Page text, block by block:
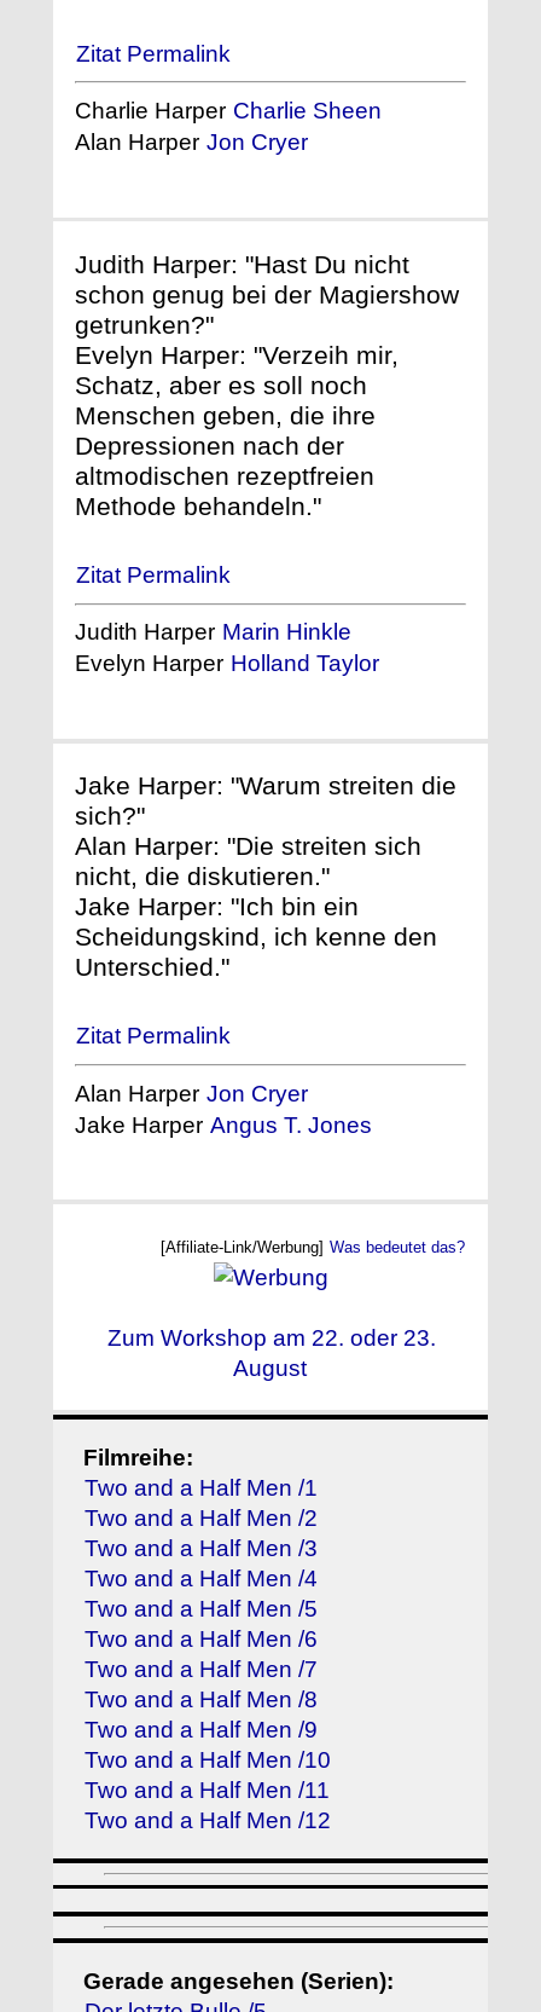
Zitat Permalink
Charlie Harper Charlie Sheen
Alan Harper Jon Cryer
Judith Harper: "Hast Du nicht
schon genug bei der Magiershow
getrunken?"
Evelyn Harper: "Verzeih mir,
Schatz, aber es soll noch
Menschen geben, die ihre
Depressionen nach der
altmodischen rezeptfreien
Methode behandeln."
Zitat Permalink
Judith Harper Marin Hinkle
Evelyn Harper Holland Taylor
Jake Harper: "Warum streiten die
sich?"
Alan Harper: "Die streiten sich
nicht, die diskutieren."
Jake Harper: "Ich bin ein
Scheidungskind, ich kenne den
Unterschied."
Zitat Permalink
Alan Harper Jon Cryer
Jake Harper Angus T. Jones
[Affiliate-Link/Werbung] Was bedeutet das?
Zum Workshop am 22. oder 23.
August
Filmreihe:
Two and a Half Men /1
Two and a Half Men /2
Two and a Half Men /3
Two and a Half Men /4
Two and a Half Men /5
Two and a Half Men /6
Two and a Half Men /7
Two and a Half Men /8
Two and a Half Men /9
Two and a Half Men /10
Two and a Half Men /11
Two and a Half Men /12
Gerade angesehen (Serien):